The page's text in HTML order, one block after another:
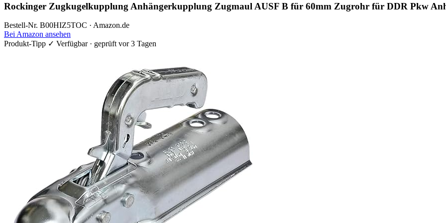
Rockinger Zugkugelkupplung Anhängerkupplung Zugmaul AUSF B für 60mm Zugrohr für DDR Pkw
Bestell-Nr. B00HIZ5TOC · Amazon.de
Bei Amazon ansehen
Produkt-Tipp ✓ Verfügbar · geprüft vor 3 Tagen